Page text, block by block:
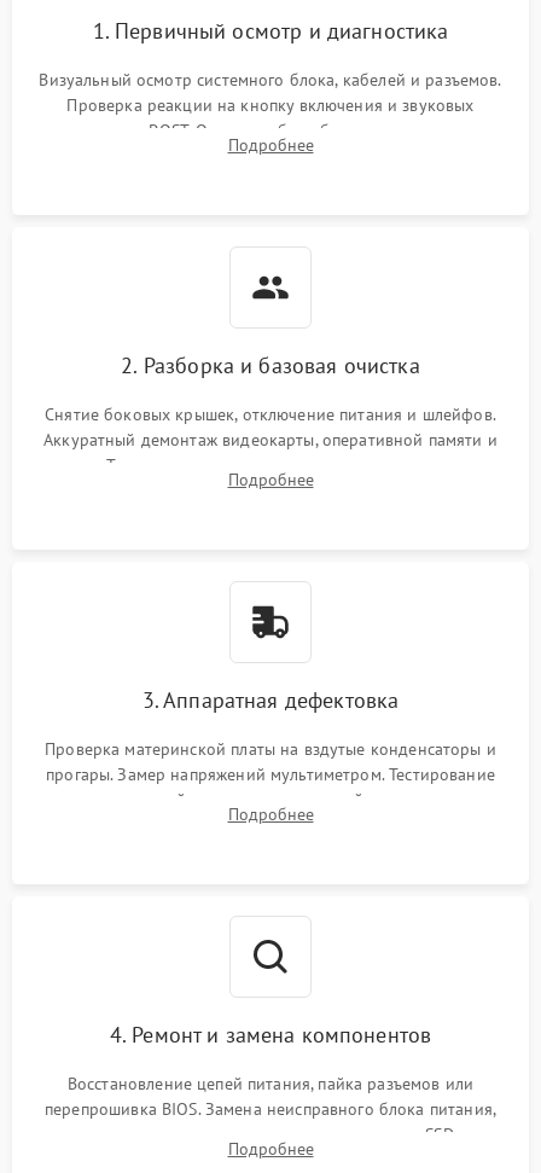
Ошибки в работе
оперативной памяти
1500 ₽ Подробнее →
Не распознается USB-порт 1300 ₽ Подробнее →
1. Первичный осмотр и диагностика
Визуальный осмотр системного блока, кабелей и разъемов.
Проверка реакции на кнопку включения и звуковых
сигналов POST. Оценка работы блока питания для
локализации базовых неисправностей без полного разбора.
Подробнее
2. Разборка и базовая очистка
Снятие боковых крышек, отключение питания и шлейфов.
Аккуратный демонтаж видеокарты, оперативной памяти и
кулеров. Тщательная очистка корпуса и радиаторов от пыли
с помощью сжатого воздуха для предотвращения
Подробнее
3. Аппаратная дефектовка
Проверка материнской платы на вздутые конденсаторы и
прогары. Замер напряжений мультиметром. Тестирование
оперативной памяти и накопителей с помощью
диагностического ПО для выявления сбойных секторов и
Подробнее
4. Ремонт и замена компонентов
Восстановление цепей питания, пайка разъемов или
перепрошивка BIOS. Замена неисправного блока питания,
видеокарты, процессора или установка нового SSD для
восстановления и повышения скорости работы системы.
Подробнее